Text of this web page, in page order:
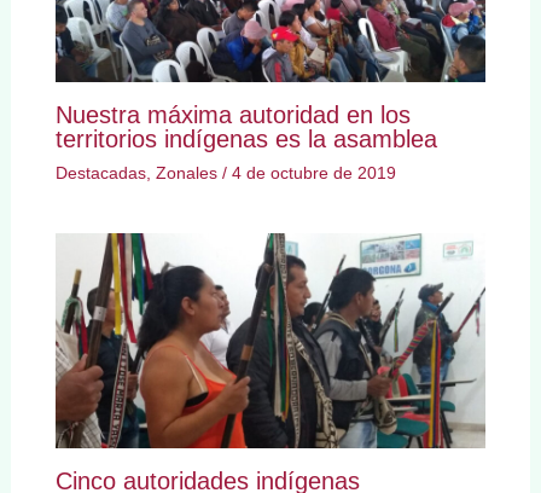
Nuestra máxima autoridad en los
territorios indígenas es la asamblea
Destacadas, Zonales/ 4 de octubre de 2019
Cinco autoridades indígenas